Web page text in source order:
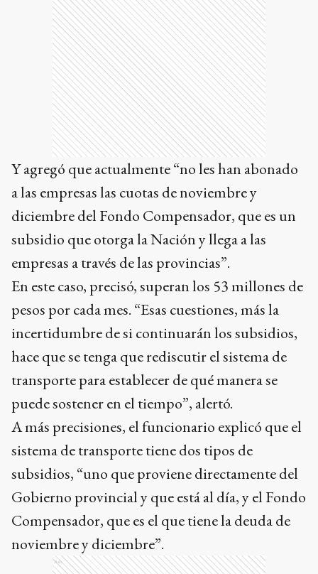
Y agregó que actualmente “no les han abonado
a las empresas las cuotas de noviembre y
diciembre del Fondo Compensador, que es un
subsidio que otorga la Nación y llega a las
empresas a través de las provincias”.
En este caso, precisó, superan los 53 millones de
pesos por cada mes. “Esas cuestiones, más la
incertidumbre de si continuarán los subsidios,
hace que se tenga que rediscutir el sistema de
transporte para establecer de qué manera se
puede sostener en el tiempo”, alertó.
A más precisiones, el funcionario explicó que el
sistema de transporte tiene dos tipos de
subsidios, “uno que proviene directamente del
Gobierno provincial y que está al día, y el Fondo
Compensador, que es el que tiene la deuda de
noviembre y diciembre”.
Ads